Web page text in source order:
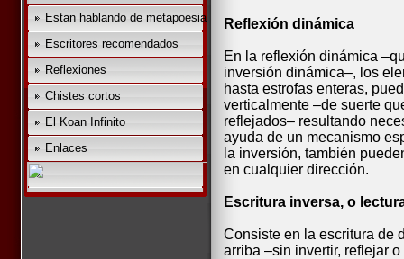
Estan hablando de metapoesia
Escritores recomendados
Reflexiones
Chistes cortos
El Koan Infinito
Enlaces
Reflexión dinámica
En la reflexión dinámica
inversión dinámica–, los
hasta estrofas enteras,
verticalmente –de suerte
reflejados– resultando
ayuda de un mecanismo
la inversión, también
en cualquier dirección.
Escritura inversa, o
Consiste en la escritura de
arriba –sin invertir, reflejar